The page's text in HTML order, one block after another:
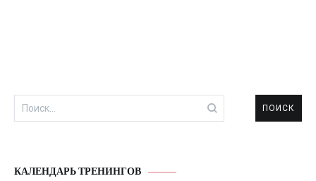
Найти:
КАЛЕНДАРЬ ТРЕНИНГОВ